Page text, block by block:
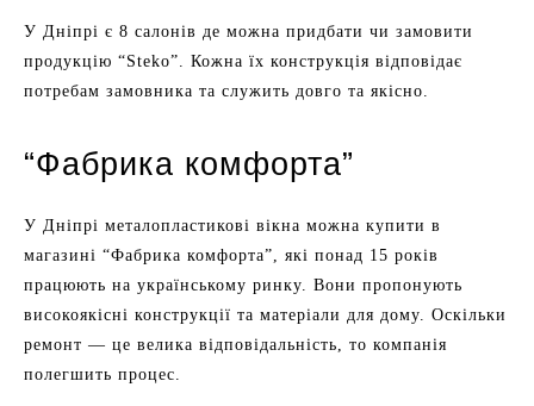
У Дніпрі є 8 салонів де можна придбати чи замовити
продукцію “Steko”. Кожна їх конструкція відповідає
потребам замовника та служить довго та якісно.
“Фабрика комфорта”
У Дніпрі металопластикові вікна можна купити в
магазині “Фабрика комфорта”, які понад 15 років
працюють на українському ринку. Вони пропонують
високоякісні конструкції та матеріали для дому. Оскільки
ремонт — це велика відповідальність, то компанія
полегшить процес.